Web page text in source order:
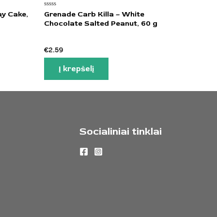
Cake,
Įvertinimas:
0
iš
Grenade Carb Killa – White
Chocolate Salted Peanut, 60 g
€2.59
Į krepšelį
Socialiniai tinklai